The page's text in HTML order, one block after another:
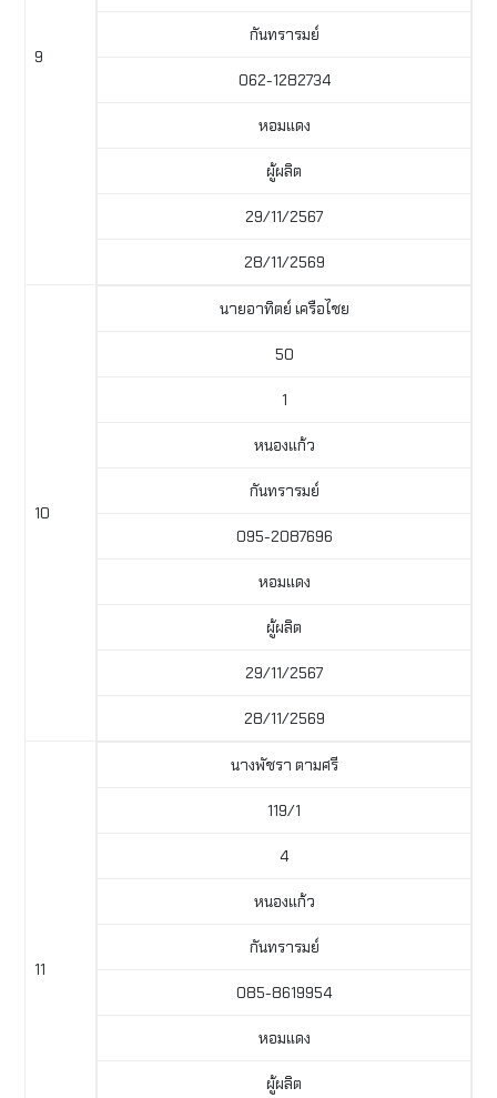
9
กันทรารมย์
062-1282734
หอมแดง
ผู้ผลิต
29/11/2567
28/11/2569
10
นายอาทิตย์ เครือไชย
50
1
หนองแก้ว
กันทรารมย์
095-2087696
หอมแดง
ผู้ผลิต
29/11/2567
28/11/2569
11
นางพัชรา ตามศรี
119/1
4
หนองแก้ว
กันทรารมย์
085-8619954
หอมแดง
ผู้ผลิต